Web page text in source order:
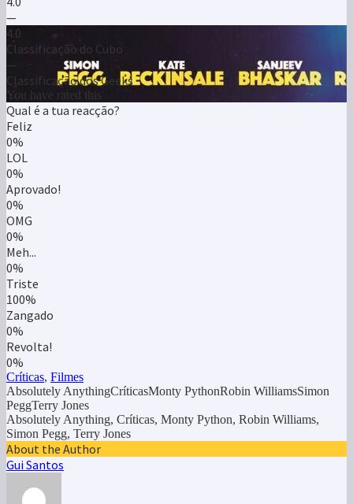
Qual é a tua reacção?
Feliz
0%
LOL
0%
Aprovado!
0%
OMG
0%
Meh...
0%
Triste
100%
Zangado
0%
Revolta!
0%
Críticas
Absolutely AnythingCríticasMonty PythonRobin WilliamsSimon
PeggTerry Jones
Absolutely Anything, Críticas, Monty Python, Robin Williams,
Simon Pegg, Terry Jones
About the Author
Gui Santos
Também vais gostar
Críticas